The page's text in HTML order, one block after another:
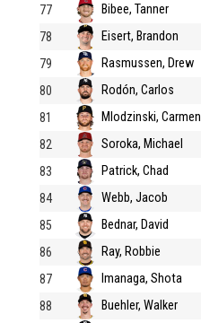
77 Bibee, Tanner
78 Eisert, Brandon
79 Rasmussen, Drew
80 Rodón, Carlos
81 Mlodzinski, Carmen
82 Soroka, Michael
83 Patrick, Chad
84 Webb, Jacob
85 Bednar, David
86 Ray, Robbie
87 Imanaga, Shota
88 Buehler, Walker